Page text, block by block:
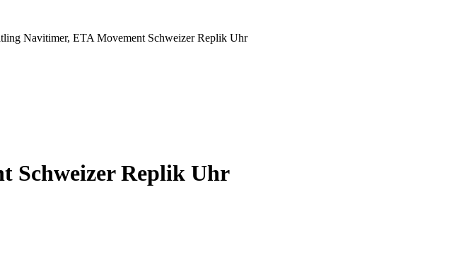
Navitimer, ETA Movement Schweizer Replik Uhr
Schweizer Replik Uhr